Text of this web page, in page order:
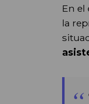
En el
la